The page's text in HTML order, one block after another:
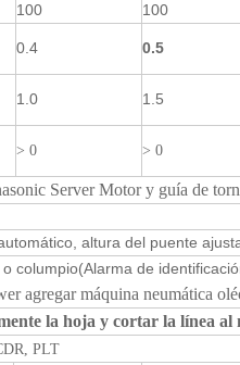
100 100
0.4 0.5
1.0 1.5
> 0 > 0
Server Motor y guía de
altura del puente
columpio(Alarma de
agregar máquina neumática
la hoja y cortar la línea al
PLT